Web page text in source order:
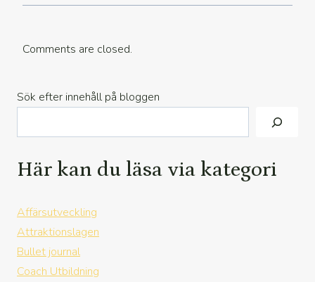
Comments are closed.
Sök efter innehåll på bloggen
Här kan du läsa via kategori
Affärsutveckling
Attraktionslagen
Bullet journal
Coach Utbildning